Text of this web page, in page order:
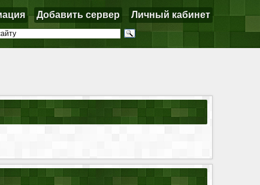
Добавить сервер Личный кабинет